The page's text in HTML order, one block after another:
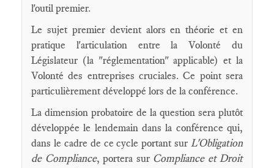
l'outil premier.
Le sujet premier devient alors en théorie et en
pratique l'articulation entre la Volonté du
Législateur (la "réglementation" applicable) et la
Volonté des entreprises cruciales. Ce point sera
particulièrement développé lors de la conférence.
La dimension probatoire de la question sera plutôt
développée le lendemain dans la conférence qui,
dans le cadre de ce cycle portant sur L'Obligation
de Compliance, portera sur Compliance et Droit